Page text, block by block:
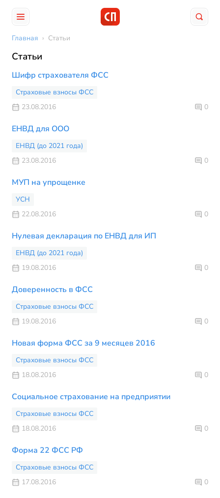
Главная › Статьи
Статьи
Шифр страхователя ФСС
Страховые взносы ФСС
23.08.2016
0
ЕНВД для ООО
ЕНВД (до 2021 года)
23.08.2016
0
МУП на упрощенке
УСН
22.08.2016
0
Нулевая декларация по ЕНВД для ИП
ЕНВД (до 2021 года)
19.08.2016
0
Доверенность в ФСС
Страховые взносы ФСС
19.08.2016
0
Новая форма ФСС за 9 месяцев 2016
Страховые взносы ФСС
18.08.2016
0
Социальное страхование на предприятии
Страховые взносы ФСС
18.08.2016
0
Форма 22 ФСС РФ
Страховые взносы ФСС
17.08.2016
0